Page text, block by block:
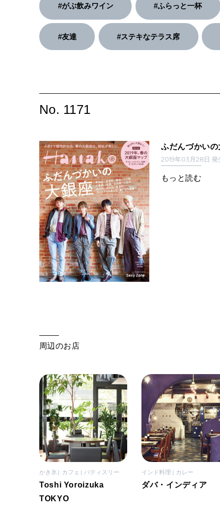
#がぶ飲みワイン #ふらっと一杯
#友達 #ステキなテラス席
No. 1171
ふだんづかい
2019年03月28日 発
もっと読む
周辺のお店
かき氷 カフェ パティスリー
Toshi Yoroizuka
TOKYO
インド料理 カレー
ダバ・インディア